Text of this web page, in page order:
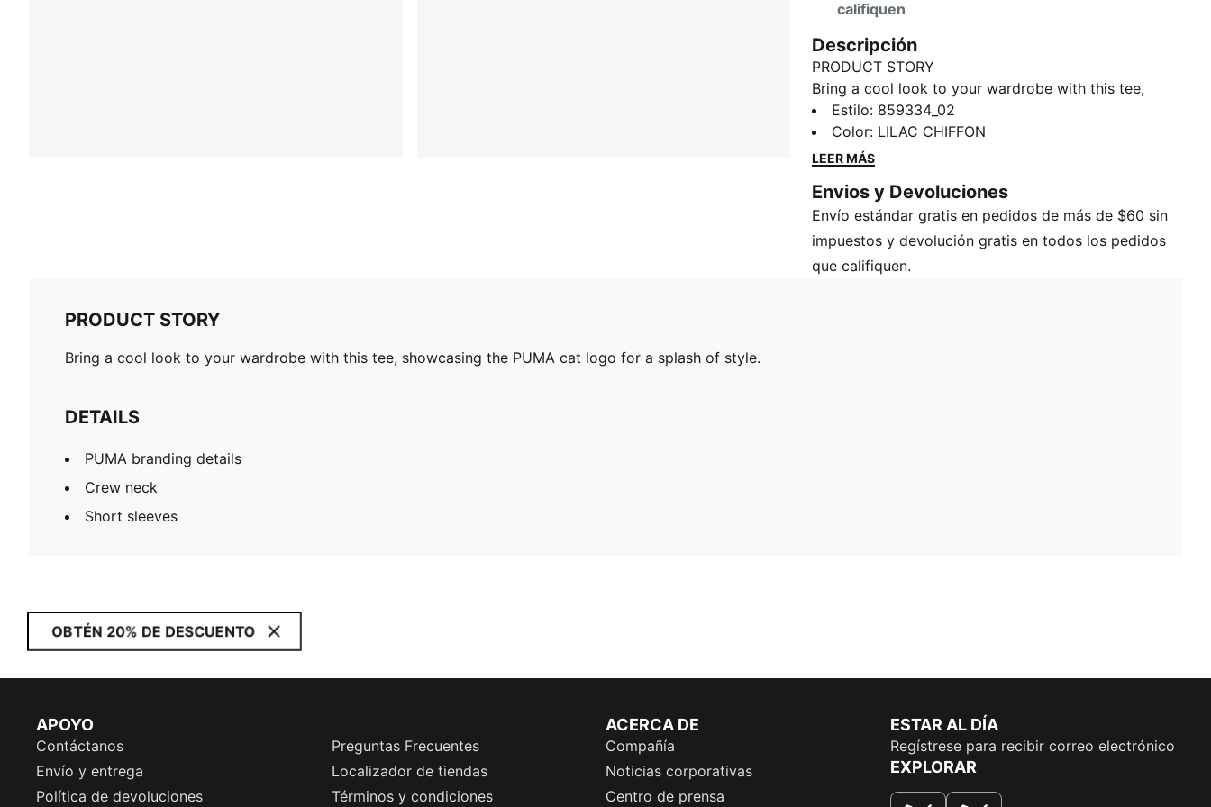
califiquen
Descripción
PRODUCT STORY
Bring a cool look to your wardrobe with this tee,
showcasing the PUMA cat logo for a splash of style.
DETAILS
PUMA branding details
Short sleeves
Estilo: 859334_02
Color: LILAC CHIFFON
LEER MÁS
Envios y Devoluciones
Envío estándar gratis en pedidos de más de $60 sin
impuestos y devolución gratis en todos los pedidos
que califiquen.
PRODUCT STORY
Bring a cool look to your wardrobe with this tee, showcasing the PUMA cat logo for a splash of style.
DETAILS
PUMA branding details
Crew neck
Short sleeves
OBTÉN 20% DE DESCUENTO
APOYO
Contáctanos
Preguntas Frecuentes
Envío y entrega
Localizador de tiendas
Política de devoluciones
Términos y condiciones
ACERCA DE
Compañía
Noticias corporativas
Centro de prensa
ESTAR AL DÍA
Regístrese para recibir correo electrónico
EXPLORAR